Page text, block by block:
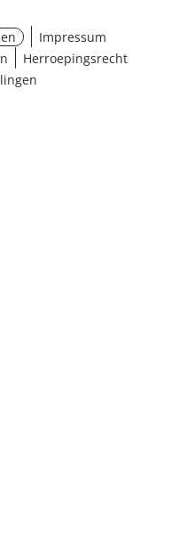
Impressum
Herroepingsrecht